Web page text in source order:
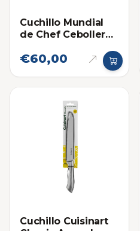
Cuchillo Mundial
de Chef Cebollero
€60,00
Cuchillo Cuisinart